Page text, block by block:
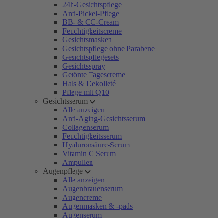
24h-Gesichtspflege
Anti-Pickel-Pflege
BB- & CC-Cream
Feuchtigkeitscreme
Gesichtsmasken
Gesichtspflege ohne Parabene
Gesichtspflegesets
Gesichtsspray
Getönte Tagescreme
Hals & Dekolleté
Pflege mit Q10
Gesichtsserum
Alle anzeigen
Anti-Aging-Gesichtsserum
Collagenserum
Feuchtigkeitsserum
Hyaluronsäure-Serum
Vitamin C Serum
Ampullen
Augenpflege
Alle anzeigen
Augenbrauenserum
Augencreme
Augenmasken & -pads
Augenserum